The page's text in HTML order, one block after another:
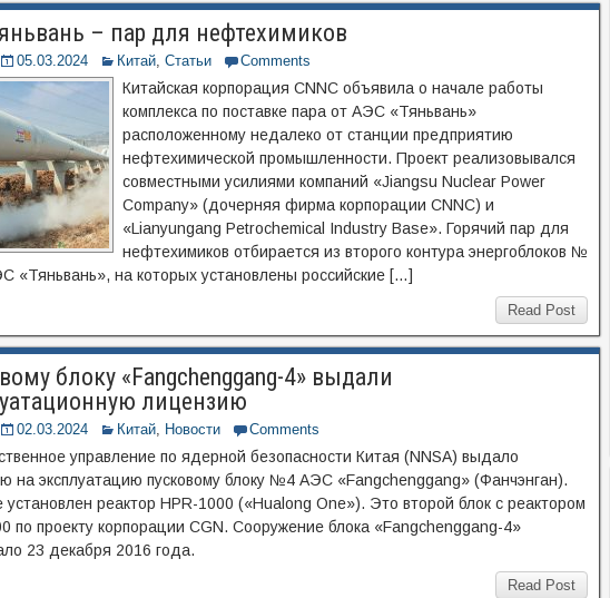
– пар для нефтехимиков
05.03.2024 Китай, Статьи Comments
Китайская корпорация CNNC объявила о начале работы
комплекса по поставке пара от АЭС «Тяньвань»
расположенному недалеко от станции предприятию
нефтехимической промышленности. Проект реализовывался
совместными усилиями компаний «Jiangsu Nuclear Power
Company» (дочерняя фирма корпорации CNNC) и
«Lianyungang Petrochemical Industry Base». Горячий пар для
нефтехимиков отбирается из второго контура энергоблоков №
«Тяньвань», на которых установлены российские […]
Read Post
блоку «Fangchenggang-4» выдали
лицензию
02.03.2024 Китай, Новости Comments
управление по ядерной безопасности Китая (NNSA) выдало
на эксплуатацию пусковому блоку №4 АЭС «Fangchenggang» (Фанчэнган).
установлен реактор HPR-1000 («Hualong One»). Это второй блок с реактором
по проекту корпорации CGN. Сооружение блока «Fangchenggang-4»
23 декабря 2016 года.
Read Post